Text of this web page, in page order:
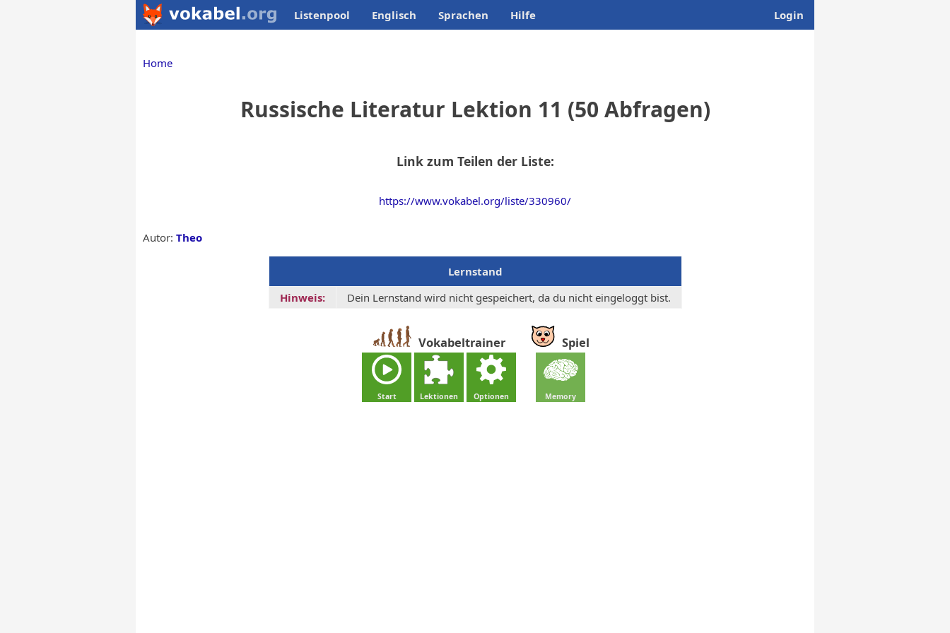
Listenpool Englisch Sprachen Hilfe Login
Home
Russische Literatur Lektion 11 (50 Abfragen)
Link zum Teilen der Liste:
https://www.vokabel.org/liste/330960/
Autor: Theo
Lernstand
Hinweis:
Dein Lernstand wird nicht gespeichert, da du nicht eingeloggt bist.
Vokabeltrainer
Start Lektionen Optionen
Spiel
Memory